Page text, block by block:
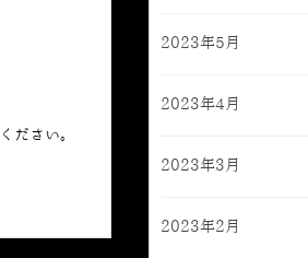
ださい。
2023年5月
2023年4月
2023年3月
2023年2月